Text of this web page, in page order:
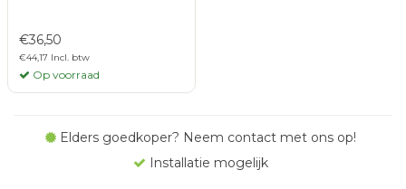
€36,50
€44,17 Incl. btw
Op voorraad
Elders goedkoper? Neem contact met ons op!
Installatie mogelijk